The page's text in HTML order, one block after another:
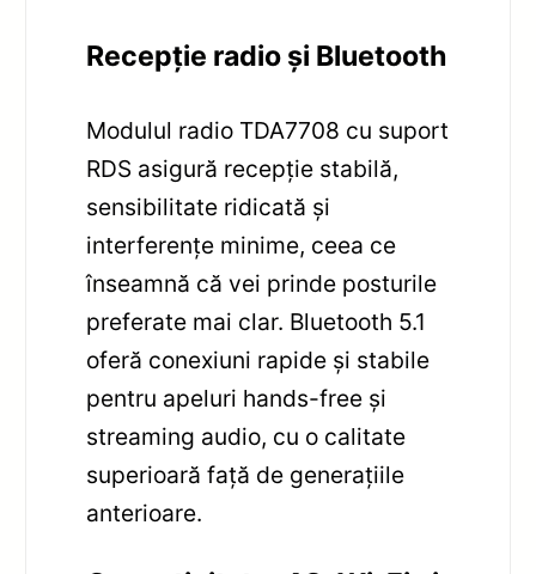
Recepție radio și Bluetooth
Modulul radio TDA7708 cu suport
RDS asigură recepție stabilă,
sensibilitate ridicată și
interferențe minime, ceea ce
înseamnă că vei prinde posturile
preferate mai clar. Bluetooth 5.1
oferă conexiuni rapide și stabile
pentru apeluri hands-free și
streaming audio, cu o calitate
superioară față de generațiile
anterioare.